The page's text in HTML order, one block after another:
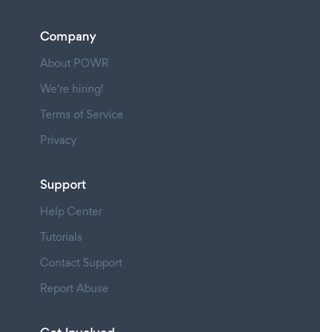
Company
About POWR
We're hiring!
Terms of Service
Privacy
Support
Help Center
Tutorials
Contact Support
Report Abuse